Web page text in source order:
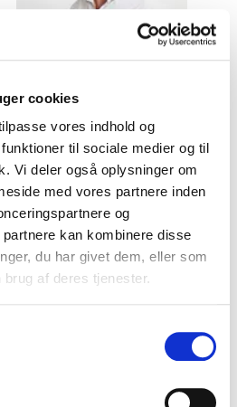
cookies
vores indhold og
til sociale medier og til
Vi deler også oplysninger om
med vores partnere inden
og
kan kombinere disse
du har givet dem, eller som
af deres tjenester.
Nagieb Khaja
Journalist, forfatter og
dokumentarist, der giver et
indsigtsfuldt og ærligt
indblik i konflikternes
frontlinjer – fra Afghanistan
til Syrien.
Nicklas Brendborg